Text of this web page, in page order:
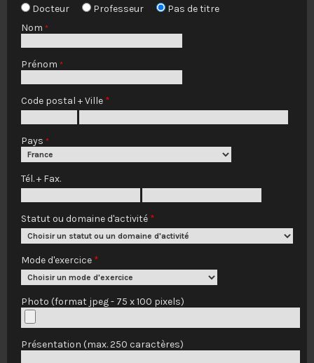
Docteur
Professeur
Pas de titre
Nom *
Prénom *
Code postal + Ville *
Pays *
Tél. + Fax.
Statut ou domaine d'activité *
Mode d'exercice *
Photo (format jpeg - 75 x 100 pixels)
Présentation (max. 250 caractères)